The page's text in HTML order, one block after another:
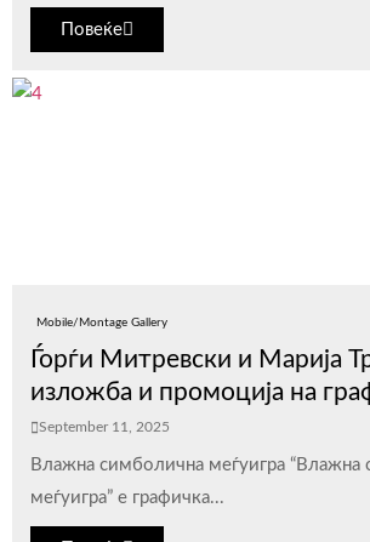
Повеќе
Mobile/Montage Gallery
Ѓорѓи Митревски и Марија
изложба и промоција на
September 11, 2025
Влажна симболична меѓуигра “Влажна
меѓуигра” е графичка...